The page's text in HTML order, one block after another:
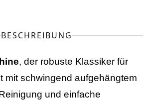
BESCHREIBUNG
, der robuste Klassiker für
mit schwingend aufgehängtem
und einfache